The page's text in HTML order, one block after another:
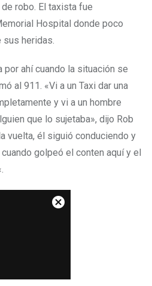
robo. El taxista fue
Hospital donde poco
sus heridas.
ahí cuando la situación se
al 911. «Vi a un Taxi dar una
y vi a un hombre
que lo sujetaba», dijo Rob
vuelta, él siguió conduciendo y
golpeó el conten aquí y el